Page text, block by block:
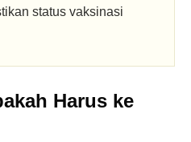
status vaksinasi
Harus ke